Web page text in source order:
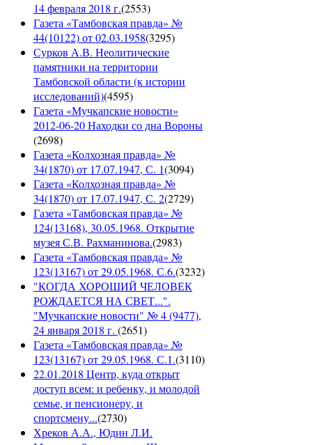
14 февраля 2018 г.(2553)
Газета «Тамбовская правда» №
44(10122) от 02.03.1958(3295)
Сурков А.В. Неолитические
памятники на территории
Тамбовской области (к истории
исследований)(4595)
Газета «Мучкапские новости»
2012-06-20 Находки со дна Вороны
(2698)
Газета «Колхозная правда» №
34(1870) от 17.07.1947, С. 1(3094)
Газета «Колхозная правда» №
34(1870) от 17.07.1947, С. 2(2729)
Газета «Тамбовская правда» №
124(13168), 30.05.1968. Открытие
музея С.В. Рахманинова.(2983)
Газета «Тамбовская правда» №
123(13167) от 29.05.1968. С.6.(3232)
"КОГДА ХОРОШИЙ ЧЕЛОВЕК
РОЖДАЕТСЯ НА СВЕТ...".
"Мучкапские новости" № 4 (9477),
24 января 2018 г. (2651)
Газета «Тамбовская правда» №
123(13167) от 29.05.1968. С.1.(3110)
22.01.2018 Центр, куда открыт
доступ всем: и ребенку, и молодой
семье, и пенсионеру, и
спортсмену...(2730)
Хреков А.А., Юдин Л.И.